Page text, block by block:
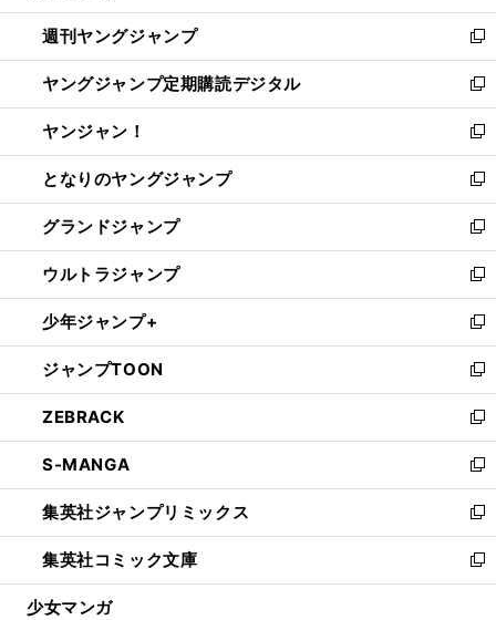
開
く
ウ
で
開
く
ン
ド
ウ
で
開
く
ウ
ィ
ン
ド
ウ
で
開
く
週刊ヤングジャンプ
新
し
い
ウ
ィ
ン
ド
ウ
で
開
く
ヤングジャンプ定期購読デジタル
新
し
い
ウ
ィ
ン
ド
ウ
で
開
く
ヤンジャン！
新
し
い
ウ
ィ
ン
ド
ウ
で
開
く
となりのヤングジャンプ
新
し
い
ウ
ィ
ン
ド
ウ
で
開
く
グランドジャンプ
新
し
い
ウ
ィ
ン
ド
ウ
で
開
く
ウルトラジャンプ
新
し
い
ウ
ィ
ン
ド
ウ
で
開
く
少年ジャンプ+
新
し
い
ウ
ィ
ン
ド
ウ
で
開
く
ジャンプTOON
新
し
い
ウ
ィ
ン
ド
ウ
で
開
ZEBRACK
新
し
い
ウ
ィ
ン
ド
ウ
S-MANGA
新
し
い
ウ
ィ
ン
集英社ジャンプリミックス
新
し
い
ウ
集英社コミック文庫
新
し
少女マンガ